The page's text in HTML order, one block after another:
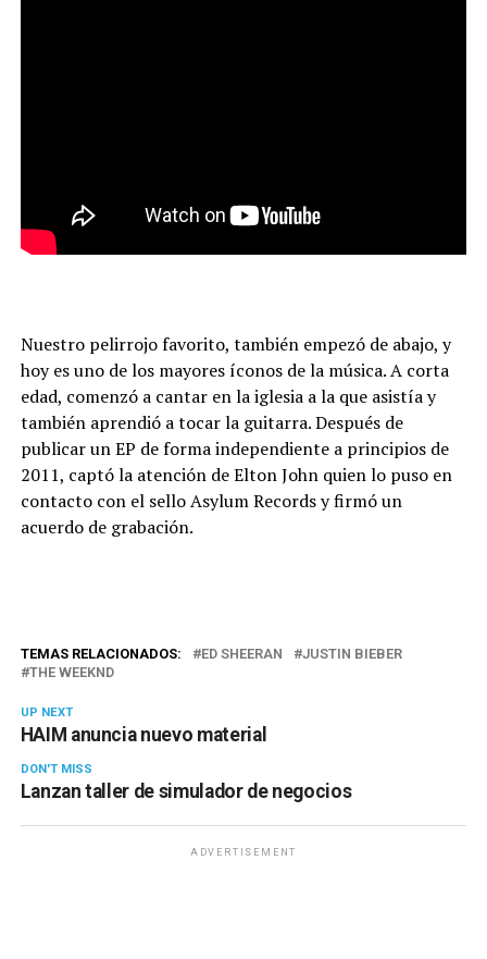
Nuestro pelirrojo favorito, también empezó de abajo, y
hoy es uno de los mayores íconos de la música. A corta
edad, comenzó a cantar en la iglesia a la que asistía y
también aprendió a tocar la guitarra. Después de
publicar un EP de forma independiente a principios de
2011, captó la atención de Elton John quien lo puso en
contacto con el sello Asylum Records y firmó un
acuerdo de grabación.
TEMAS RELACIONADOS: ED SHEERAN
JUSTIN BIEBER
THE WEEKND
UP NEXT
HAIM anuncia nuevo material
DON'T MISS
Lanzan taller de simulador de negocios
ADVERTISEMENT